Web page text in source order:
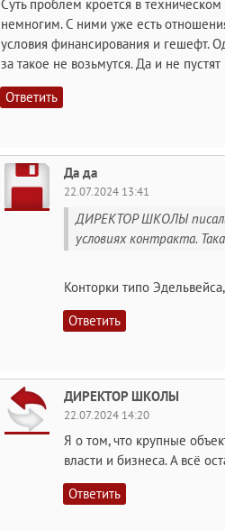
Суть проблем кроется в техническом
немногим. С ними уже есть
условия финансирования и гешефт.
за такое не возьмутся. Да и не
Ответить
Да да
22.07.2024 13:41
ДИРЕКТОР ШКОЛЫ
условиях контракта.
Конторки типо
Ответить
ДИРЕКТОР ШКОЛЫ
22.07.2024 14:20
Я о том, что крупные
власти и бизнеса. А всё
Ответить